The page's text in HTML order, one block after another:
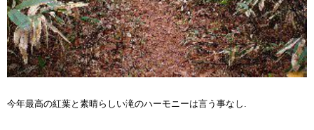
今年最高の紅葉と素晴らしい滝のハーモニーは言う事なし.